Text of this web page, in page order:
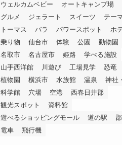
ウェルカムベビー
オートキャンプ場
グルメ
ジェラート スイーツ
テー
トーマス
バラ パワースポット
ホ
乗り物
仙台市 体験 公園 動物園
名取市
名古屋市 姫路
学べる施設
山手西洋館
川遊び 工場見学 恐竜
植物園
横浜市 水族館 温泉
神社
科学館
穴場 空港
西春日井郡
観光スポット
資料館
遊べるショッピングモール
道の駅
電車
飛行機